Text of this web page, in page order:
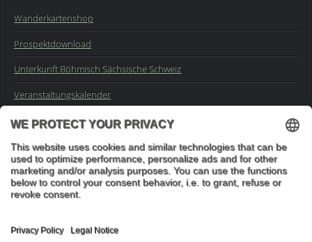
Wanderkartenshop
Prospektdownload
Unterkunft Böhmisch Sächsische Schweiz
Veranstaltungskalender
Impressum
Buchungsanfrage